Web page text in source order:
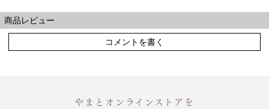
商品レビュー
コメントを書く
やまとオンラインストアを